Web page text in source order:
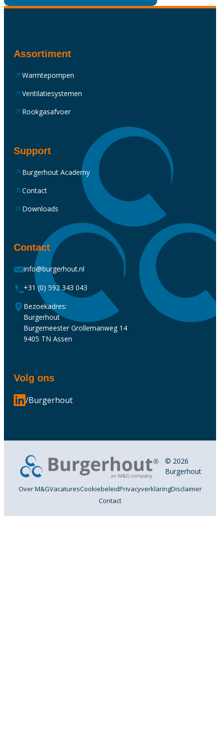
Assortiment
Warmtepompen
Ventilatiesystemen
Rookgasafvoer
Support
Burgerhout Academy
Contact
Downloads
Contact
info@burgerhout.nl
+31 (0) 592 343 043
Bezoekadres:
Burgerhout
Burgemeester Grollemanweg 14
9405 TN Assen
Volg ons
/Burgerhout
© 2026
Burgerhout
Over M&GVacaturesCookiebeleidPrivacyverklaringDisclaimer
Contact